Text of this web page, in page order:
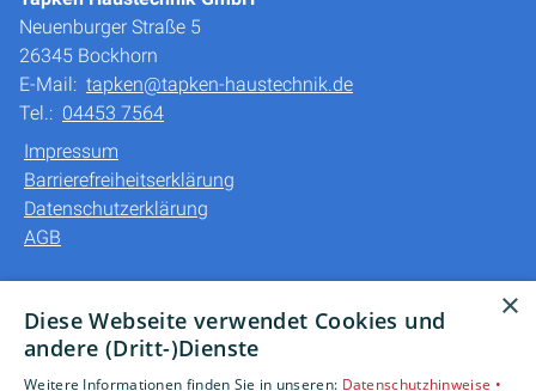
Neuenburger Straße 5
26345 Bockhorn
E-Mail: tapken@tapken-haustechnik.de
Tel.: 04453 7564
Impressum
Barrierefreiheitserklärung
Datenschutzerklärung
AGB
Privatkunden
Gewerbekunden
×
Diese Webseite verwendet Cookies und
andere (Dritt-)Dienste
Weitere Informationen finden Sie in unseren: Datenschutzhinweise •